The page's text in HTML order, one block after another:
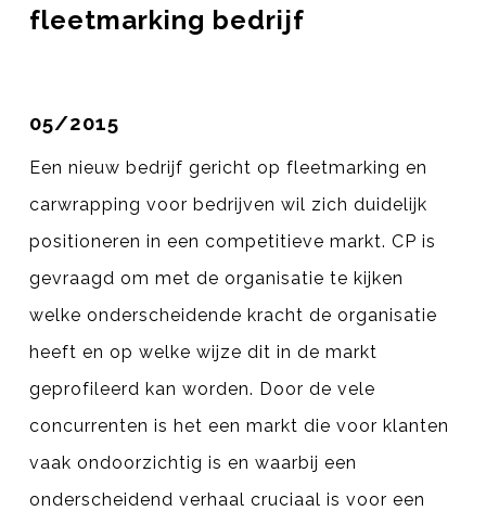
fleetmarking bedrijf
05/2015
Een nieuw bedrijf gericht op fleetmarking en
carwrapping voor bedrijven wil zich duidelijk
positioneren in een competitieve markt. CP is
gevraagd om met de organisatie te kijken
welke onderscheidende kracht de organisatie
heeft en op welke wijze dit in de markt
geprofileerd kan worden. Door de vele
concurrenten is het een markt die voor klanten
vaak ondoorzichtig is en waarbij een
onderscheidend verhaal cruciaal is voor een
Cases
Over ons
Nieuws